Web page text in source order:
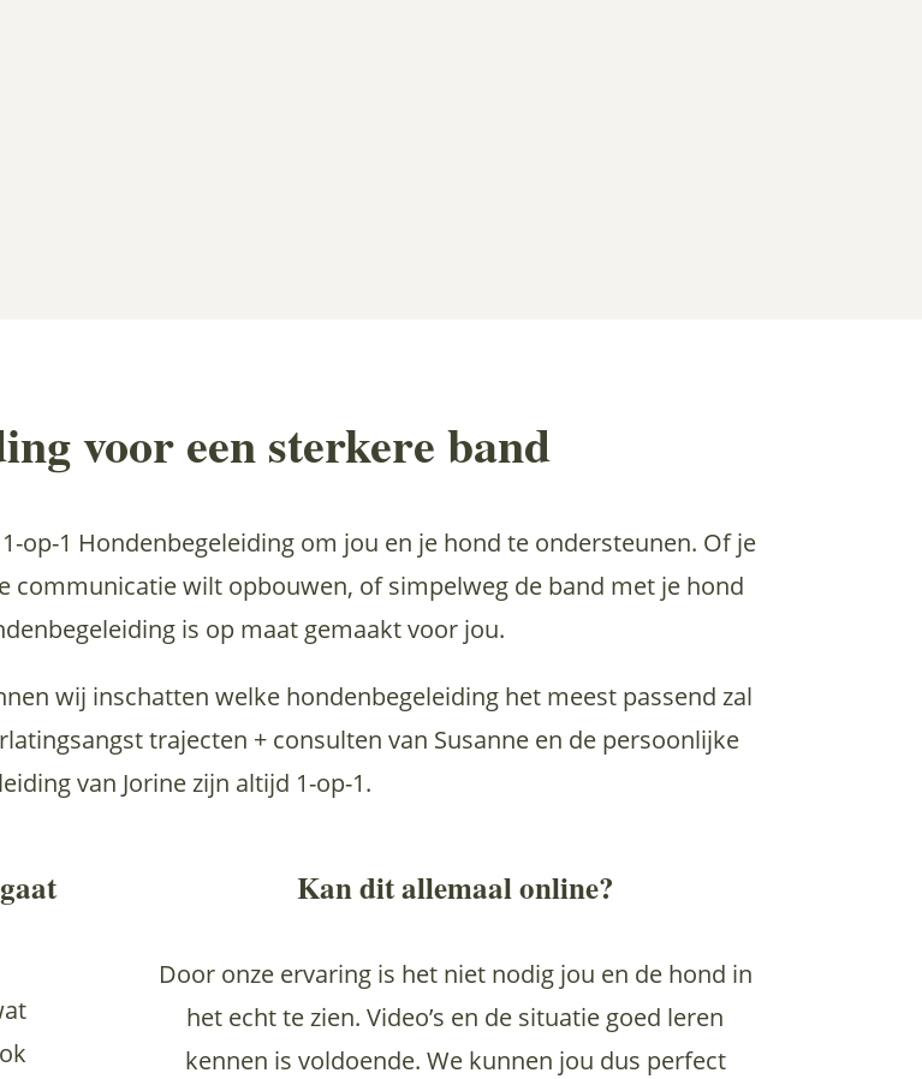
voor een sterkere band
op-1 Hondenbegeleiding om jou en je hond te ondersteunen. Of je
communicatie wilt opbouwen, of simpelweg de band met je hond
is op maat gemaakt voor jou.
wij inschatten welke hondenbegeleiding het meest passend zal
trajecten + consulten van Susanne en de persoonlijke
van Jorine zijn altijd 1-op-1.
Kan dit allemaal online?
Door onze ervaring is het niet nodig jou en de hond in
het echt te zien. Video’s en de situatie goed leren
kennen is voldoende. We kunnen jou dus perfect